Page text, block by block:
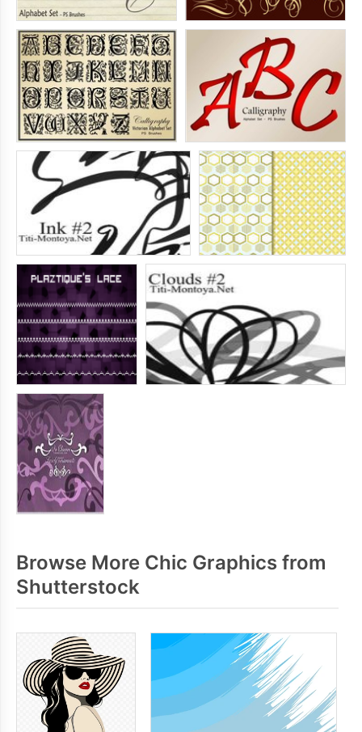
Browse More Chic Graphics from
Shutterstock